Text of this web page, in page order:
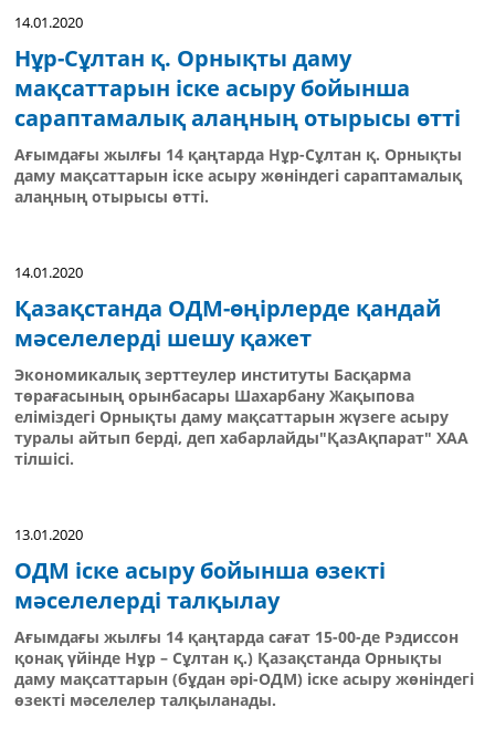
14.01.2020
Нұр-Сұлтан қ. Орнықты даму
мақсаттарын іске асыру бойынша
сараптамалық алаңның отырысы өтті
Ағымдағы жылғы 14 қаңтарда Нұр-Сұлтан қ. Орнықты
даму мақсаттарын іске асыру жөніндегі сараптамалық
алаңның отырысы өтті.
14.01.2020
Қазақстанда ОДМ-өңірлерде қандай
мәселелерді шешу қажет
Экономикалық зерттеулер институты Басқарма
төрағасының орынбасары Шахарбану Жақыпова
еліміздегі Орнықты даму мақсаттарын жүзеге асыру
туралы айтып берді, деп хабарлайды"ҚазАқпарат" ХАА
тілшісі.
13.01.2020
ОДМ іске асыру бойынша өзекті
мәселелерді талқылау
Ағымдағы жылғы 14 қаңтарда сағат 15-00-де Рэдиссон
қонақ үйінде Нұр – Сұлтан қ.) Қазақстанда Орнықты
даму мақсаттарын (бұдан әрі-ОДМ) іске асыру жөніндегі
өзекті мәселелер талқыланады.